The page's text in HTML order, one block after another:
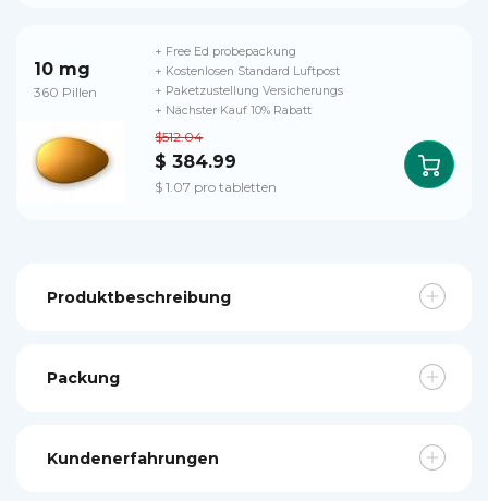
10 mg
360 Pillen
$512.04
$ 384.99
$ 1.07 pro tabletten
+ Free Ed probepackung
+ Kostenlosen Standard Luftpost
+ Paketzustellung Versicherungs
+ Nächster Kauf 10% Rabatt
Produktbeschreibung
Packung
Kundenerfahrungen